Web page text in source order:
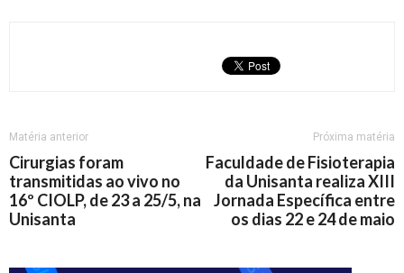
Matéria anterior
Cirurgias foram
transmitidas ao vivo no
16º CIOLP, de 23 a 25/5, na
Unisanta
Próxima matéria
Faculdade de Fisioterapia
da Unisanta realiza XIII
Jornada Específica entre
os dias 22 e 24 de maio